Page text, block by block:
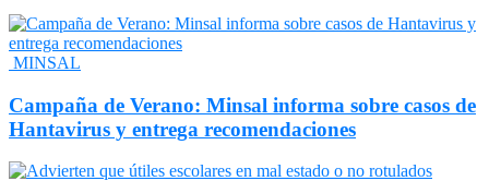
MINSAL
Campaña de Verano: Minsal informa sobre casos de
Hantavirus y entrega recomendaciones